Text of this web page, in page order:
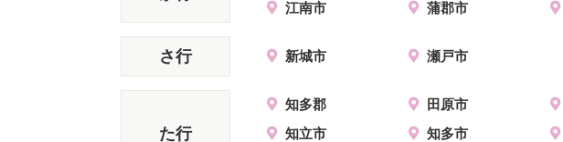
江南市
蒲郡市
さ行 新城市 瀬戸市
た行
知多郡 田原市
知立市
知多市